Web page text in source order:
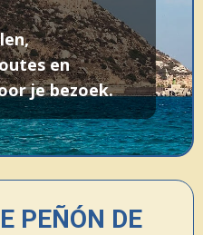
en
je bezoek.
PEÑÓN DE